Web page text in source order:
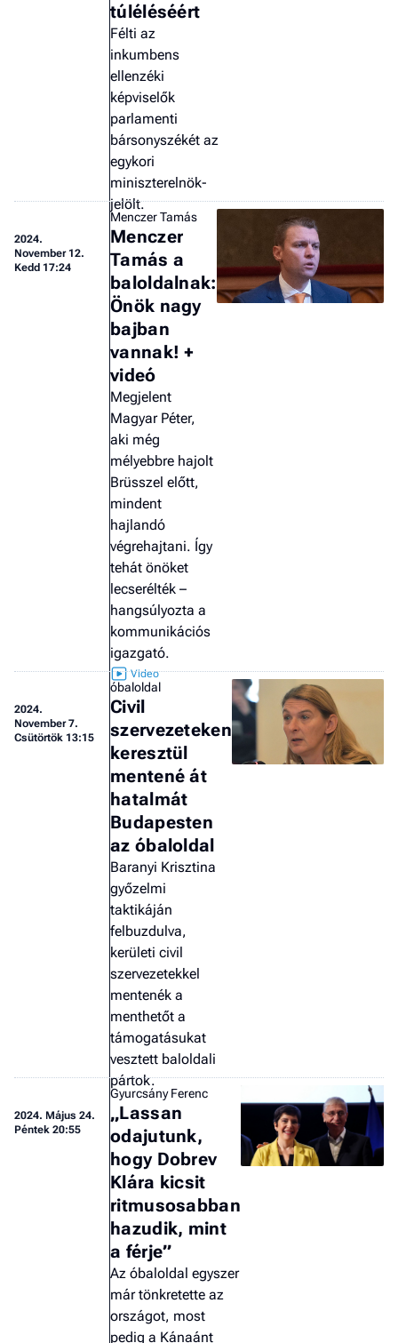
túléléséért
Félti az
inkumbens
ellenzéki
képviselők
parlamenti
bársonyszékét az
egykori
miniszterelnök-
jelölt.
2024.
November 12.
Kedd 17:24
Menczer Tamás
Menczer
Tamás a
baloldalnak:
Önök nagy
bajban
vannak! +
videó
Megjelent
Magyar Péter,
aki még
mélyebbre hajolt
Brüsszel előtt,
mindent
hajlandó
végrehajtani. Így
tehát önöket
lecserélték –
hangsúlyozta a
kommunikációs
igazgató.
2024.
November 7.
Csütörtök 13:15
óbaloldal
Civil
szervezeteken
keresztül
mentené át
hatalmát
Budapesten
az óbaloldal
Baranyi Krisztina
győzelmi
taktikáján
felbuzdulva,
kerületi civil
szervezetekkel
mentenék a
menthetőt a
támogatásukat
vesztett baloldali
pártok.
2024. Május 24.
Péntek 20:55
Gyurcsány Ferenc
„Lassan
odajutunk,
hogy Dobrev
Klára kicsit
ritmusosabban
hazudik, mint
a férje”
Az óbaloldal egyszer
már tönkretette az
országot, most
pedig a Kánaánt